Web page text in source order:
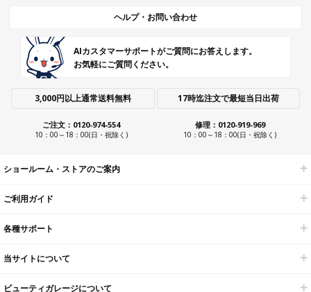
ヘルプ・お問い合わせ
AIカスタマーサポートがご質問にお答えします。
お気軽にご質問ください。
3,000円以上通常送料無料 17時迄注文で最短当日出荷
ご注文：0120-974-554
10：00～18：00(日・祝除く)
修理：0120-919-969
10：00～18：00(日・祝除く)
ショールーム・ストアのご案内
ご利用ガイド
各種サポート
当サイトについて
ビューティガレージについて